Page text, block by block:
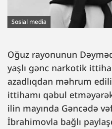
Sosial media
Oğuz rayonunun
yaşlı gənc narkotik
azadlıqdan məhrum
ittihamı qəbul
ilin mayında Gəncədə
İbrahimovla bağlı